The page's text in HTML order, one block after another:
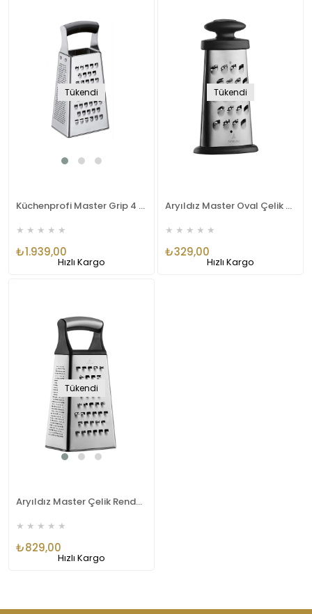
Tükendi
Küchenprofi Master Grip 4 Taraflı Rende KP-1250511000
★ ★ ★ ★ ★
₺1.939,00
Hızlı Kargo
Tükendi
Aryıldız Master Oval Çelik Mini Rende Küçük Ar272763
★ ★ ★ ★ ★
₺329,00
Hızlı Kargo
Tükendi
Aryıldız Master Çelik Rende 4 Yönlü Ar272732
★ ★ ★ ★ ★
₺829,00
Hızlı Kargo